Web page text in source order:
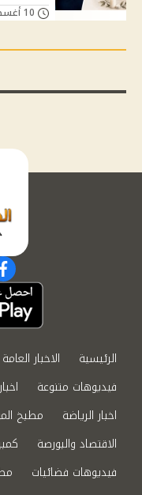
الرئيسية الاخبار العامة
فيديوهات متنوعة
اخبار الرياضة
مطبخ
الاقتصاد والبورصة
فيديوهات فضائيات